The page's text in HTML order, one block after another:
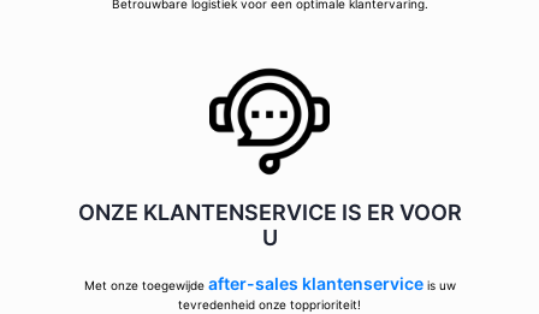
Betrouwbare logistiek voor een optimale klantervaring.
ONZE KLANTENSERVICE IS ER VOOR
U
Met onze toegewijde after-sales klantenserviceis uw
tevredenheid onze topprioriteit!